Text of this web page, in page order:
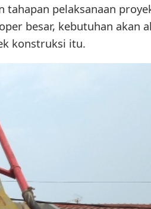
pelaksanaan
besar, kebutuhan akan
konstruksi itu.